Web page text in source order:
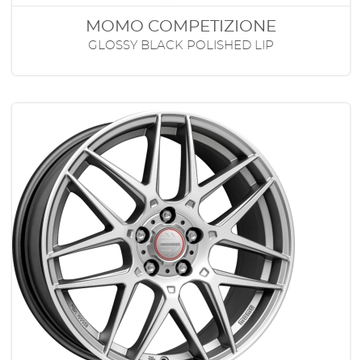
MOMO COMPETIZIONE
GLOSSY BLACK POLISHED LIP